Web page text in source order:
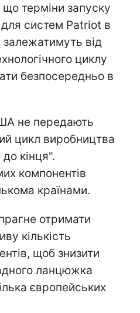
терміни запуску
систем Patriot в
залежатимуть від
циклу
безпосередньо в
не передають
цикл виробництва
кінця".
компонентів
країнами.
отримати
кількість
щоб знизити
ланцюжка
європейських